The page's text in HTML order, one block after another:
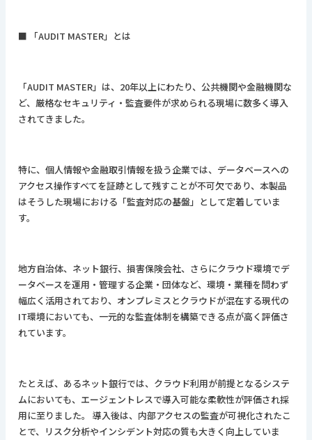
■ 「AUDIT MASTER」とは
「AUDIT MASTER」は、20年以上にわたり、公共機関や金融機関な
ど、厳格なセキュリティ・監査要件が求められる現場に数多く導入
されてきました。
特に、個人情報や金融取引情報を扱う企業では、データベースへの
アクセス操作すべてを証跡として残すことが不可欠であり、本製品
はそうした現場における「監査対応の基盤」として定着していま
す。
地方自治体、ネット銀行、損害保険会社、さらにクラウド環境でデ
ータベースを運用・管理する企業・団体など、環境・業種を問わず
幅広く活用されており、オンプレミスとクラウドが混在する現代の
IT環境においても、一元的な監査体制を構築できる点が高く評価さ
れています。
たとえば、あるネット銀行では、クラウド利用が前提となるシステ
ムにおいても、エージェントレスで導入可能な柔軟性が評価され採
用に至りました。 導入後は、内部アクセスの監査が可視化されたこ
とで、リスク分析やインシデント対応の質も大きく向上していま